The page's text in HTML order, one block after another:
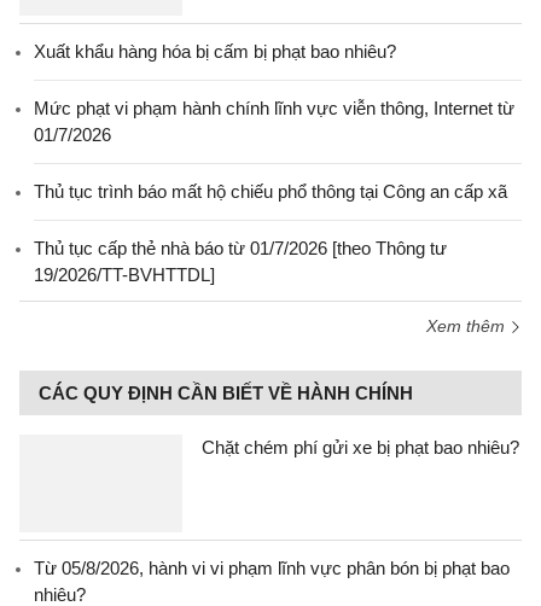
Xuất khẩu hàng hóa bị cấm bị phạt bao nhiêu?
Mức phạt vi phạm hành chính lĩnh vực viễn thông, Internet từ
01/7/2026
Thủ tục trình báo mất hộ chiếu phổ thông tại Công an cấp xã
Thủ tục cấp thẻ nhà báo từ 01/7/2026 [theo Thông tư
19/2026/TT-BVHTTDL]
Xem thêm
CÁC QUY ĐỊNH CẦN BIẾT VỀ HÀNH CHÍNH
Chặt chém phí gửi xe bị phạt bao nhiêu?
Từ 05/8/2026, hành vi vi phạm lĩnh vực phân bón bị phạt bao
nhiêu?